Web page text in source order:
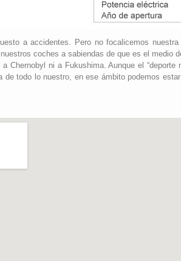
a accidentes. Pero no focalicemos
coches a sabiendas de que es el medio
Chernobyl ni a Fukushima. Aunque el “deporte
todo lo nuestro, en ese ámbito podemos